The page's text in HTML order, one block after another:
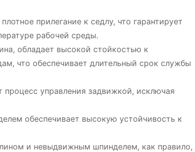
прилегание к седлу, что гарантирует
рабочей среды․
обладает высокой стойкостью к
что обеспечивает длительный срок службы
управления задвижкой, исключая
обеспечивает высокую устойчивость к
и невыдвижным шпинделем, как правило,